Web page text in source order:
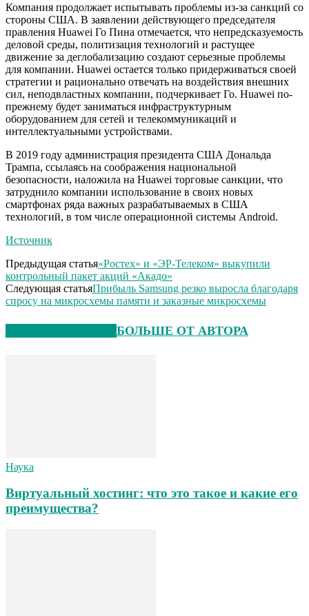
Компания продолжает испытывать проблемы из-за санкций со
стороны США. В заявлении действующего председателя
правления Huawei Го Пина отмечается, что непредсказуемость
деловой среды, политизация технологий и растущее
движение за деглобализацию создают серьезные проблемы
для компании. Huawei остается только придерживаться своей
стратегии и рационально отвечать на воздействия внешних
сил, неподвластных компании, подчеркивает Го. Huawei по-
прежнему будет заниматься инфраструктурным
оборудованием для сетей и телекоммуникаций и
интеллектуальными устройствами.
В 2019 году администрация президента США Дональда
Трампа, ссылаясь на соображения национальной
безопасности, наложила на Huawei торговые санкции, что
затруднило компании использование в своих новых
смартфонах ряда важных разрабатываемых в США
технологий, в том числе операционной системы Android.
Источник
Предыдущая статья«Ростех» и «ЭР-Телеком» выкупили
контрольный пакет акций «Акадо»
Следующая статьяПрибыль Samsung резко выросла благодаря
спросу на микросхемы памяти и заказные микросхемы
БОЛЬШЕ ОТ АВТОРА
Наука
Виртуальный хостинг: что это такое и какие его
преимущества?